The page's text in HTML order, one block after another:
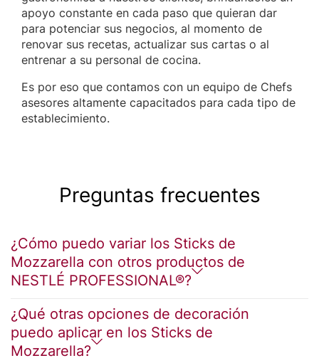
apoyo constante en cada paso que quieran dar
para potenciar sus negocios, al momento de
renovar sus recetas, actualizar sus cartas o al
entrenar a su personal de cocina.
Es por eso que contamos con un equipo de Chefs
asesores altamente capacitados para cada tipo de
establecimiento.
Preguntas frecuentes
¿Cómo puedo variar los Sticks de
Mozzarella con otros productos de
NESTLÉ PROFESSIONAL®?
¿Qué otras opciones de decoración
puedo aplicar en los Sticks de
Mozzarella?